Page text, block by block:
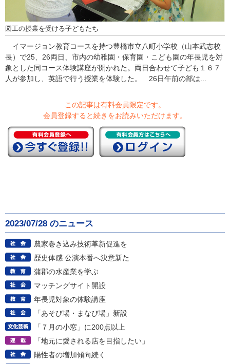
図工の授業を受ける子どもたち
イマージョン教育コースを持つ豊橋市立八町小学校（山本武志校
長）で25、26両日、市内の幼稚園・保育園・こども園の年長児を対
象とした同コース体験講座が開かれた。両日合わせて子ども１６７
人が参加し、英語で行う授業を体験した。 26日午前の部は...
この記事は有料会員限定です。
会員登録すると続きをお読みいただけます。
2023/07/28 のニュース
農家巻き込み技術革新促進を
歴史体感 公演本番へ決意新た
蒲郡の水産業を学ぶ
マッチングサイト開設
年長児対象の体験講座
「あそび場・まなび場」新設
「７月の小窓」に200点以上
「地元に愛される店を目指したい」
陽性者の増加傾向続く